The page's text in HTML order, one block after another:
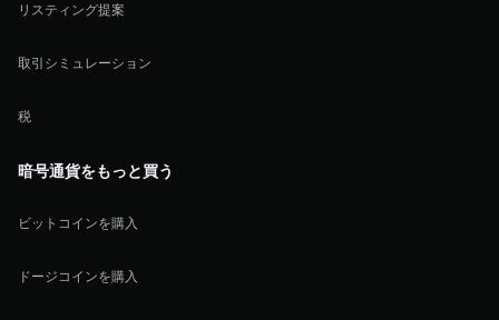
リスティング提案
取引シミュレーション
税
暗号通貨をもっと買う
ビットコインを購入
ドージコインを購入